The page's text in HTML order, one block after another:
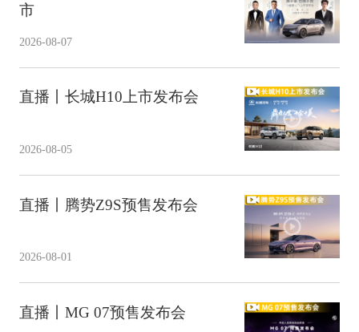
市
2026-08-07
直播丨长城H10上市发布会
2026-08-05
直播丨腾势Z9S预售发布会
2026-08-01
直播丨MG 07预售发布会